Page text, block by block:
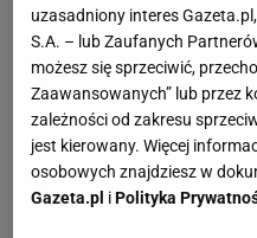
Tłuszcze
Nasycone
Węglowodany
Cukry
uzasadniony interes
S.A. – lub Zaufanych
możesz się sprzeciwić,
Zaawansowanych” lub przez
zależności od zakresu
jest kierowany. Więcej
osobowych znajdziesz w
Gazeta.pl iPolityka